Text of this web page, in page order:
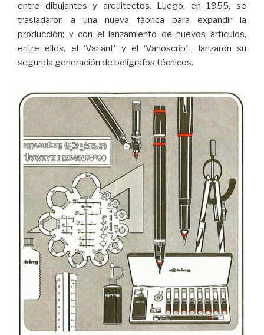
entre dibujantes y arquitectos. Luego, en 1955, se
trasladaron a una nueva fábrica para expandir la
producción; y con el lanzamiento de nuevos artículos,
entre ellos, el ‘Variant’ y el ‘Varioscript’, lanzaron su
segunda generación de bolígrafos técnicos.